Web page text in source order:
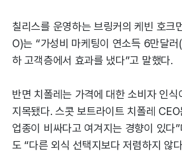
칠리스를 운영하는 브링커의 케빈 호크
O)는 “가성비 마케팅이 연소득 6만달
하 고객층에서 효과를 냈다”고 말했다.
반면 치폴레는 가격에 대한 소비자 인식
지목됐다. 스콧 보트라이트 치폴레
업종이 비싸다고 여겨지는 경향이 있다
도 “다른 외식 선택지보다 저렴하지 않